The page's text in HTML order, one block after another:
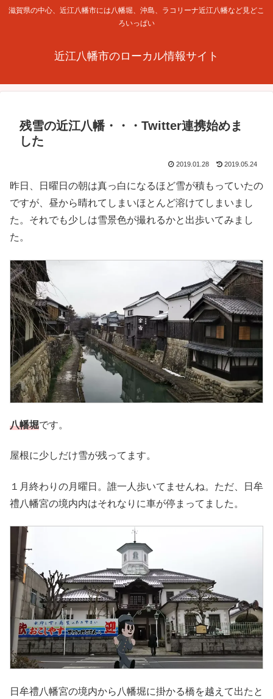
滋賀県の中心、近江八幡市には八幡堀、沖島、ラコリーナ近江八幡など見どこ
ろいっぱい
近江八幡市のローカル情報サイト
残雪の近江八幡・・・Twitter連携始めま
した
2019.01.28 2019.05.24
昨日、日曜日の朝は真っ白になるほど雪が積もっていたの
ですが、昼から晴れてしまいほとんど溶けてしまいまし
た。それでも少しは雪景色が撮れるかと出歩いてみまし
た。
八幡堀です。
屋根に少しだけ雪が残ってます。
１月終わりの月曜日。誰一人歩いてませんね。ただ、日牟
禮八幡宮の境内内はそれなりに車が停まってました。
日牟禮八幡宮の境内から八幡堀に掛かる橋を越えて出たと